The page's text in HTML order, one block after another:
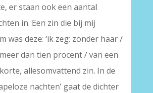
er staan ook een aantal
in. Een zin die bij mij
was deze: ‘ik zeg: zonder haar /
dan tien procent / van een
korte, allesomvattend zin. In de
nachten’ gaat de dichter